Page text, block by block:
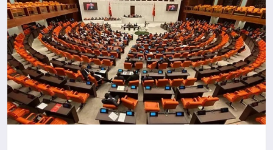
SAĞLIK
SIYASET
SPOR